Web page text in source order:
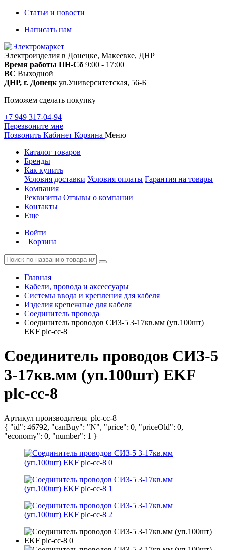
Статьи и новости
Написать нам
Электроизделия в Донецке, Макеевке, ДНР
Время работы ПН-Сб 9:00 - 17:00
ВС Выходной
ДНР, г. Донецк ул.Университетская, 56-Б
Поможем сделать покупку
+7 949 317-04-94
Перезвоните мне
Позвонить Кабинет Корзина Меню
Каталог товаров
Бренды
Как купить
Условия доставки Условия оплаты Гарантия на товары
Компания
Реквизиты Отзывы о компании
Контакты
Еще
Войти
Корзина
Главная
Кабели, провода и аксессуары
Системы ввода и крепления для кабеля
Изделия крепежные для кабеля
Соединитель провода
Соединитель проводов СИЗ-5 3-17кв.мм (уп.100шт)
EKF plc-cc-8
Соединитель проводов СИЗ-5
3-17кв.мм (уп.100шт) EKF
plc-cc-8
Артикул производителя plc-cc-8
{ "id": 46792, "canBuy": "N", "price": 0, "priceOld": 0,
"economy": 0, "number": 1 }